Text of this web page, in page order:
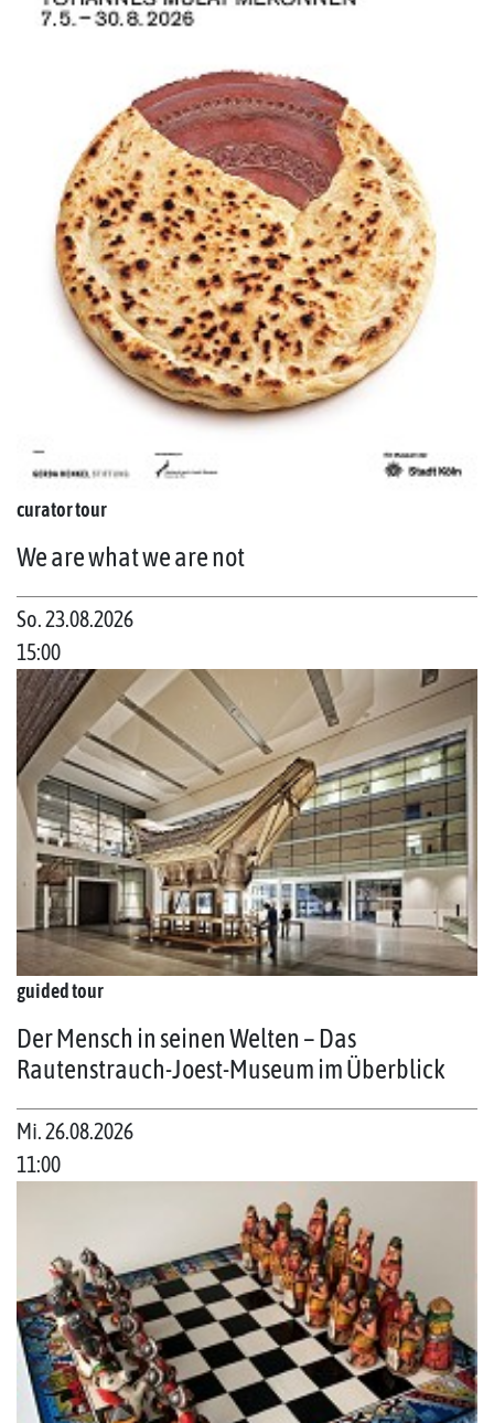
curator tour
We are what we are not
So. 23.08.2026
15:00
guided tour
Der Mensch in seinen Welten – Das
Rautenstrauch-Joest-Museum im Überblick
Mi. 26.08.2026
11:00